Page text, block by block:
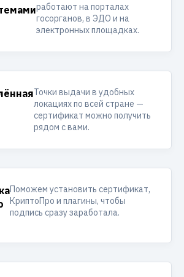
работают на порталах
госорганов, в ЭДО и на
электронных площадках.
Точки выдачи в удобных
локациях по всей стране —
сертификат можно получить
рядом с вами.
Поможем установить сертификат,
КриптоПро и плагины, чтобы
подпись сразу заработала.